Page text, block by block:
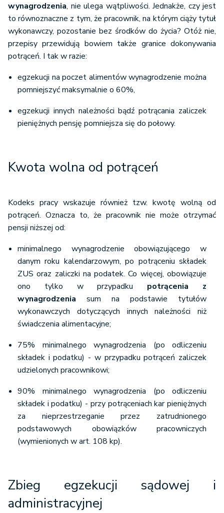
wynagrodzenia, nie ulega wątpliwości. Jednakże, czy jest
to równoznaczne z tym, że pracownik, na którym ciąży tytuł
wykonawczy, pozostanie bez środków do życia? Otóż nie,
przepisy przewidują bowiem także granice dokonywania
potrąceń. I tak w razie:
egzekucji na poczet alimentów wynagrodzenie można
pomniejszyć maksymalnie o 60%,
egzekucji innych należności bądź potrącania zaliczek
pieniężnych pensję pomniejsza się do połowy.
Kwota wolna od potrąceń
Kodeks pracy wskazuje również tzw. kwotę wolną od
potrąceń. Oznacza to, że pracownik nie może otrzymać
pensji niższej od:
minimalnego wynagrodzenie obowiązującego w
danym roku kalendarzowym, po potrąceniu składek
ZUS oraz zaliczki na podatek. Co więcej, obowiązuje
ono tylko w przypadku potrącenia z
wynagrodzenia sum na podstawie tytułów
wykonawczych dotyczących innych należności niż
świadczenia alimentacyjne;
75% minimalnego wynagrodzenia (po odliczeniu
składek i podatku) - w przypadku potrąceń zaliczek
udzielonych pracownikowi;
90% minimalnego wynagrodzenia (po odliczeniu
składek i podatku) - przy potrąceniach kar pieniężnych
za nieprzestrzeganie przez zatrudnionego
podstawowych obowiązków pracowniczych
(wymienionych w art. 108 kp).
Zbieg egzekucji sądowej i
administracyjnej